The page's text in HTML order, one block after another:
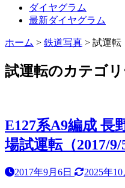
ダイヤグラム
最新ダイヤグラム
ホーム > 鉄道写真 > 試運転
試運転のカテゴ
E127系A9編成 長
場試運転（2017/9/5
2017年9月6日 2025年10